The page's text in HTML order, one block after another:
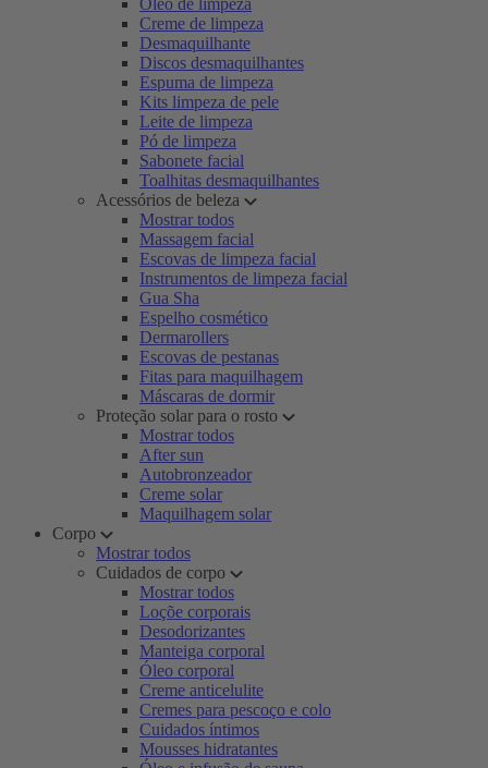
Óleo de limpeza
Creme de limpeza
Desmaquilhante
Discos desmaquilhantes
Espuma de limpeza
Kits limpeza de pele
Leite de limpeza
Pó de limpeza
Sabonete facial
Toalhitas desmaquilhantes
Acessórios de beleza
Mostrar todos
Massagem facial
Escovas de limpeza facial
Instrumentos de limpeza facial
Gua Sha
Espelho cosmético
Dermarollers
Escovas de pestanas
Fitas para maquilhagem
Máscaras de dormir
Proteção solar para o rosto
Mostrar todos
After sun
Autobronzeador
Creme solar
Maquilhagem solar
Corpo
Mostrar todos
Cuidados de corpo
Mostrar todos
Loçõe corporais
Desodorizantes
Manteiga corporal
Óleo corporal
Creme anticelulite
Cremes para pescoço e colo
Cuidados íntimos
Mousses hidratantes